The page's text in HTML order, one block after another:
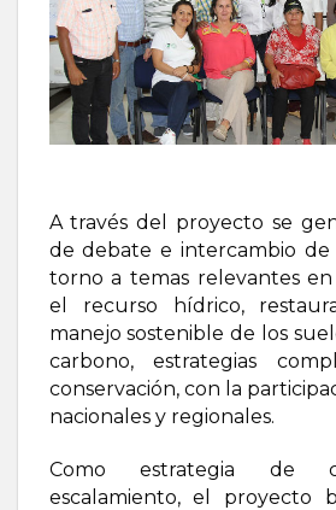
A través del proyecto se
de debate e intercambio de
torno a temas relevantes
el recurso hídrico,
manejo sostenible de los
carbono, estrategias
conservación, con la
nacionales y regionales.
Como estrategia de
escalamiento, el proyecto